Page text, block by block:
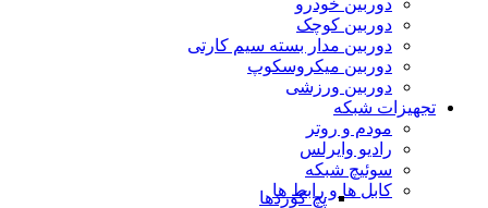
دوربین خودرو
دوربین کوچک
دوربین مدار بسته سیم کارتی
دوربین میکروسکوپ
دوربین ورزشی
تجهیزات شبکه
مودم و روتر
رادیو وایرلس
سوئیچ شبکه
کابل ها و رابط ها
پچ کوردها